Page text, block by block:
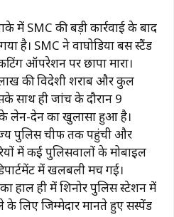
में SMC की बड़ी कार्रवाई के बाद
है। SMC ने वाघोडिया बस स्टैंड
ऑपरेशन पर छापा मारा।
लाख की विदेशी शराब और कुल
साथ ही जांच के दौरान 9
के लेन-देन का खुलासा हुआ है।
पुलिस चीफ तक पहुंची और
में कई पुलिसवालों के मोबाइल
में खलबली मच गई।
हाल ही में शिनोर पुलिस स्टेशन में
लिए जिम्मेदार मानते हुए सस्पेंड